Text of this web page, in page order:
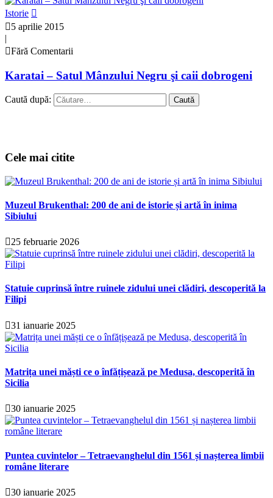
Istorie
5 aprilie 2015
|
Fără Comentarii
Karatai – Satul Mânzului Negru şi caii dobrogeni
Caută după:
Cele mai citite
Muzeul Brukenthal: 200 de ani de istorie și artă în inima
Sibiului
25 februarie 2026
Statuie cuprinsă între ruinele zidului unei clădiri, descoperită la
Filipi
31 ianuarie 2025
Matrița unei măști ce o înfățișează pe Medusa, descoperită în
Sicilia
30 ianuarie 2025
Puntea cuvintelor – Tetraevanghelul din 1561 și nașterea limbii
române literare
30 ianuarie 2025